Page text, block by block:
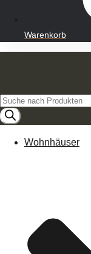
Warenkorb
Products
search
Wohnhäuser